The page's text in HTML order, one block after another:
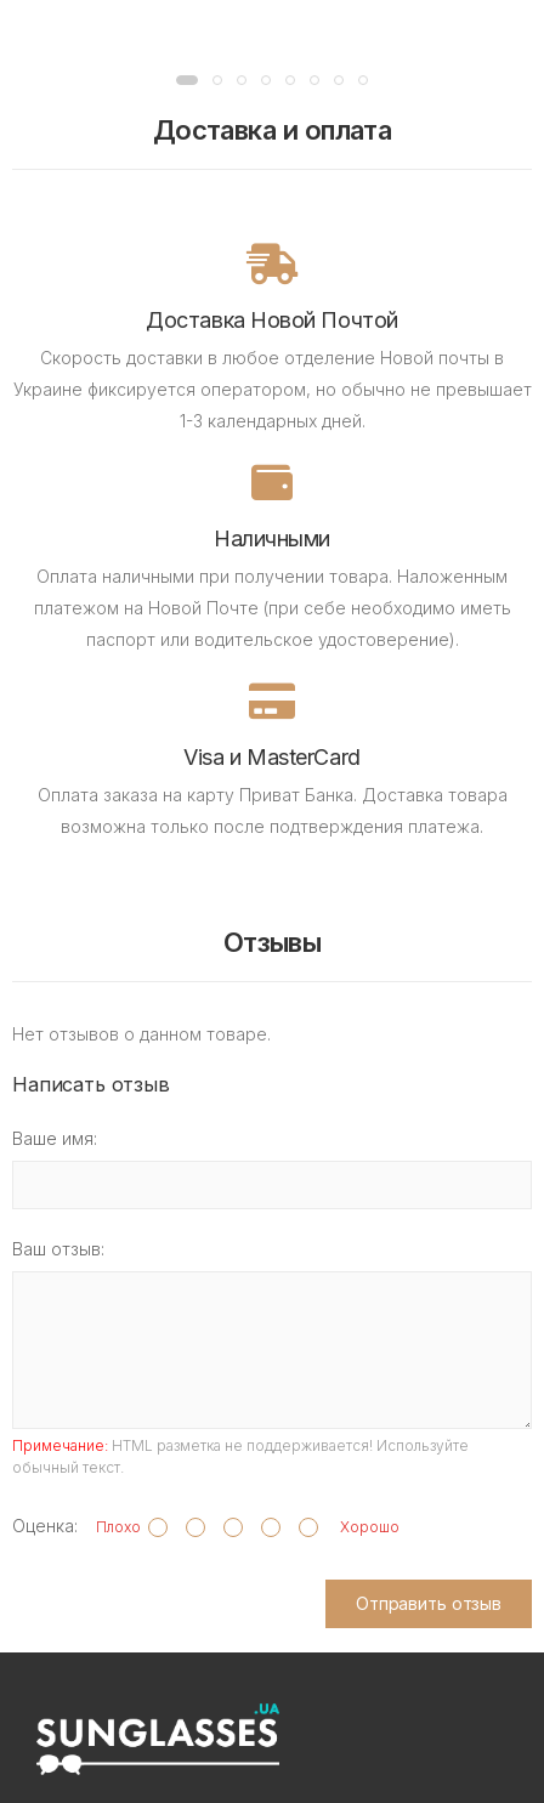
Доставка и оплата
Доставка Новой Почтой
Скорость доставки в любое отделение Новой почты в
Украине фиксируется оператором, но обычно не превышает
1-3 календарных дней.
Наличными
Оплата наличными при получении товара. Наложенным
платежом на Новой Почте (при себе необходимо иметь
паспорт или водительское удостоверение).
Visa и MasterCard
Оплата заказа на карту Приват Банка. Доставка товара
возможна только после подтверждения платежа.
Отзывы
Нет отзывов о данном товаре.
Написать отзыв
Ваше имя:
Ваш отзыв:
Примечание: HTML разметка не поддерживается! Используйте
обычный текст.
Оценка: Плохо Хорошо
Отправить отзыв